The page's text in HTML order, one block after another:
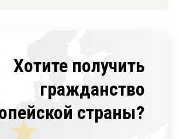
Хотите получить
гражданство
страны?